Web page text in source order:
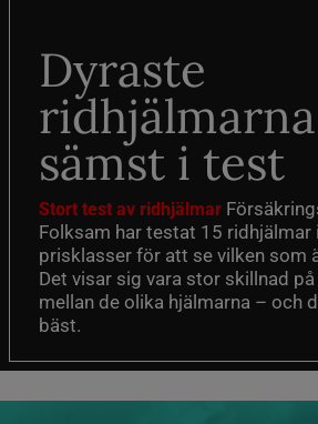
Dyraste
sämst i test
Stort test av ridhjälmar
Folksam har testat 15 ridhjälmar
prisklasser för att se vilken som
Det visar sig vara stor skillnad
mellan de olika hjälmarna – och
bäst.